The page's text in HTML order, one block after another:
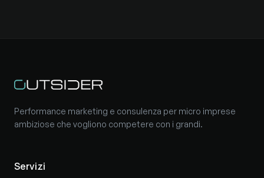
Performance marketing e consulenza per micro imprese
ambiziose che vogliono competere con i grandi.
Servizi